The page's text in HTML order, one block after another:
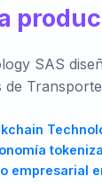
SAS
Stung Treng Camboya, Blockchain Stung Treng Camboya, Blockchain en Stung Treng Camboya, Blockchain para emprendedores en Stung Treng Camboya, Blockchain para empresarios en Stung Treng Camboya, Blockchain para fabricantes en Stung Treng Camboya, Blockchain para agricultores en Stung Treng Camboya, Blockchain para estudiantes en Stung Treng Camboya, Blockchain para municipios en Stung Treng Camboya, Blockchain para alcaldías en Stung Treng Camboya, Blockchain para clústeres empresariales en Stung Treng Camboya, Blockchain para pymes en Stung Treng Camboya, Blockchain para startups en Stung Treng Camboya, Blockchain para universidades en Stung Treng Camboya, Blockchain para cooperativas en Stung Treng Camboya, Blockchain para cámaras de comercio en Stung Treng Camboya, Blockchain para gobiernos regionales en Stung Treng Camboya, Blockchain para consultoras en Stung Treng Camboya, Blockchain para desarrolladores en Stung Treng Camboya, Blockchain para inversionistas en Stung Treng Camboya, Blockchain para ONGs en Stung Treng Camboya, Desarrollo Blockchain Stung Treng